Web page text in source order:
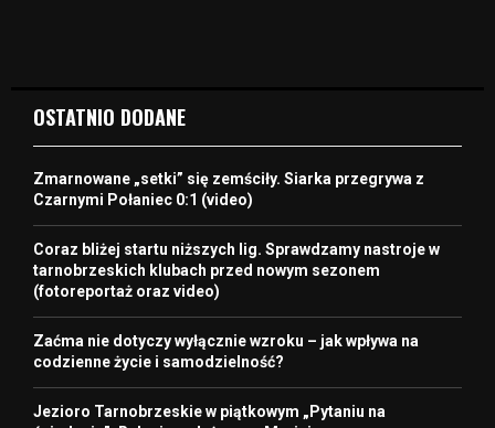
OSTATNIO DODANE
Zmarnowane „setki” się zemściły. Siarka przegrywa z
Czarnymi Połaniec 0:1 (video)
Coraz bliżej startu niższych lig. Sprawdzamy nastroje w
tarnobrzeskich klubach przed nowym sezonem
(fotoreportaż oraz video)
Zaćma nie dotyczy wyłącznie wzroku – jak wpływa na
codzienne życie i samodzielność?
Jezioro Tarnobrzeskie w piątkowym „Pytaniu na